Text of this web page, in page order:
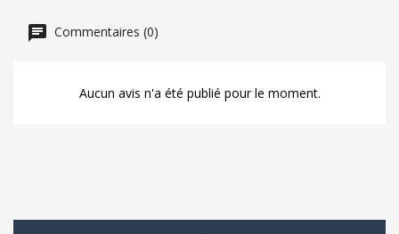
Commentaires (0)
Aucun avis n'a été publié pour le moment.